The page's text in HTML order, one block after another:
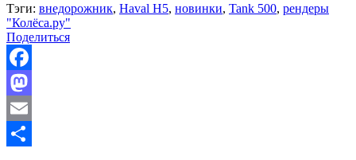
Тэги: внедорожник, Haval H5, новинки, Tank 500, рендеры
"Колёса.ру"
Поделиться
Facebook
Mastodon
Email